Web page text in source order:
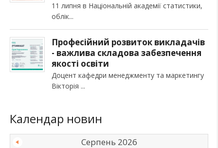
11 липня в Національній академії статистики,
облік
Професійний розвиток викладачів
- важлива складова забезпечення
якості освіти
Доцент кафедри менеджменту та маркетингу
Вікторія
Календар новин
Серпень 2026